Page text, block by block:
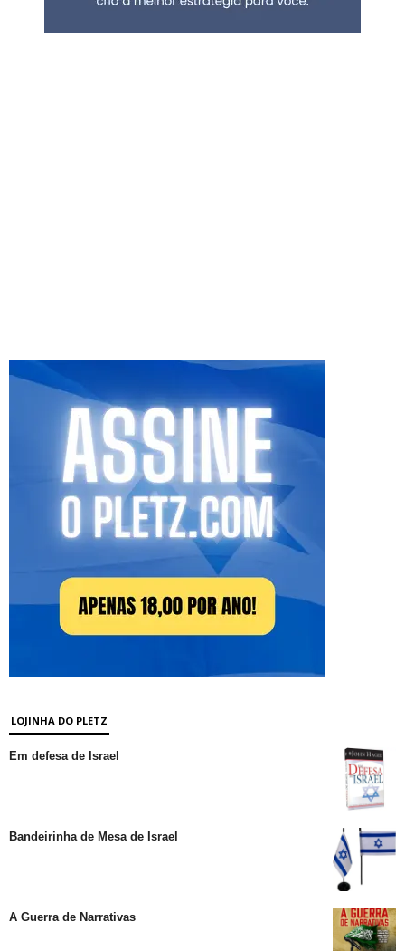
LOJINHA DO PLETZ
Em defesa de Israel
Bandeirinha de Mesa de Israel
A Guerra de Narrativas